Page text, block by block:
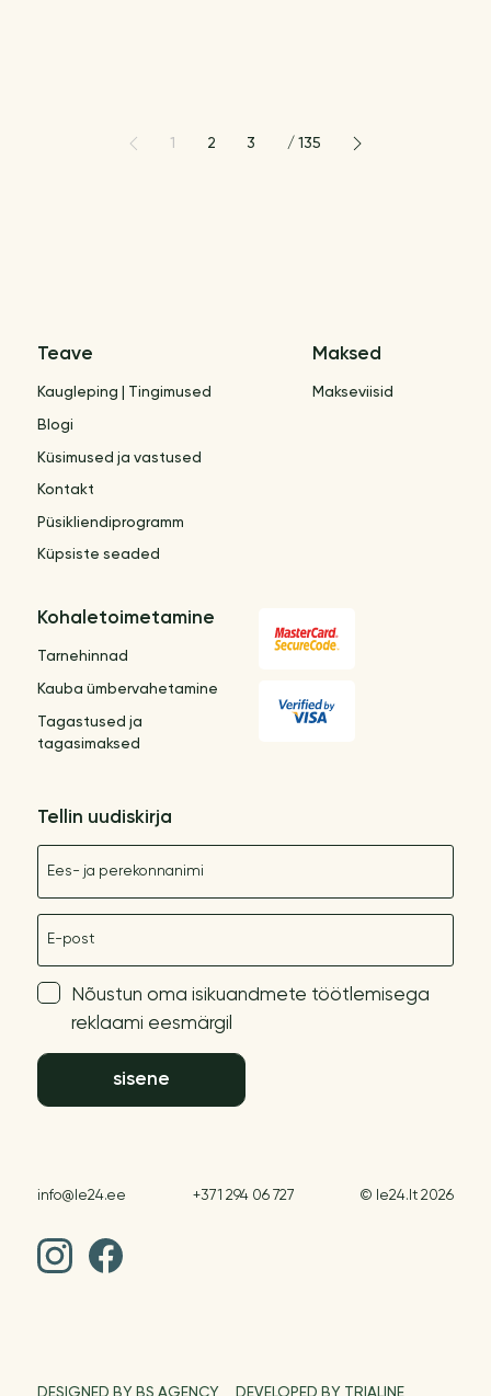
1 2 3 /135
Teave
Kaugleping | Tingimused
Blogi
Küsimused ja vastused
Kontakt
Püsikliendiprogramm
Küpsiste seaded
Maksed
Makseviisid
Kohaletoimetamine
Tarnehinnad
Kauba ümbervahetamine
Tagastused ja
tagasimaksed
Tellin uudiskirja
Nõustun oma isikuandmete töötlemisega
reklaami eesmärgil
sisene
info@le24.ee +371 294 06 727 © le24.lt 2026
DESIGNED BY BS AGENCY DEVELOPED BY TRIALINE